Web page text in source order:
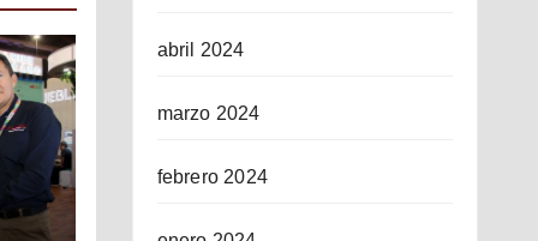
abril 2024
marzo 2024
febrero 2024